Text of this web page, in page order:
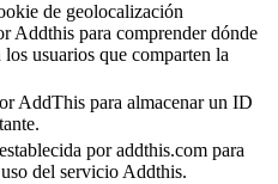
de geolocalización
Addthis para comprender dónde
los usuarios que comparten la
AddThis para almacenar un ID
por addthis.com para
del servicio Addthis.